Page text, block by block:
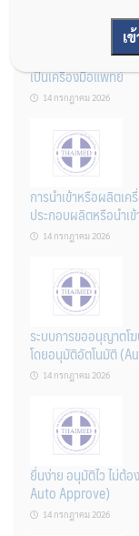
รู้หรือไม่? ผลิตภัณฑ์ชุ
เป็นเครื่องมือแพทย์
14 กรกฎาคม 2026
การนำเข้าหรือผลิตเ
ประกอบผลิตหรือนำเ
14 กรกฎาคม 2026
ระบบการขออนุญาต
โดยอนุมัติอัตโนมัติ
14 กรกฎาคม 2026
ยื่นง่าย อนุมัติไว ไม่ต้
Auto Approve)
14 กรกฎาคม 2026
เ